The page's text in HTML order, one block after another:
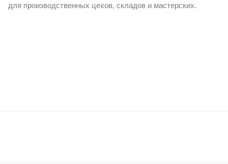
для производственных цехов, складов и мастерских.